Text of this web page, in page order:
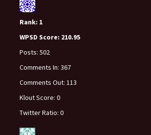
Rank: 1
WPSD Score: 210.95
Posts: 502
Comments In: 367
Comments Out: 113
Klout Score: 0
Twitter Ratio: 0